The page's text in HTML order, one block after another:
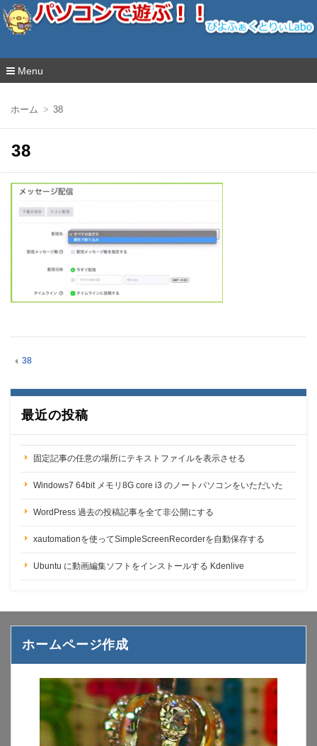
ぴよふぁくとりぃLabo
Menu
ン
ホーム 38
38
38
最近の投稿
固定記事の任意の場所にテキストファイルを表示させる
Windows7 64bit メモリ8G core i3 のノートパソコンをいただいた
WordPress 過去の投稿記事を全て非公開にする
xautomationを使ってSimpleScreenRecorderを自動保存する
Ubuntu に動画編集ソフトをインストールする Kdenlive
ホームページ作成